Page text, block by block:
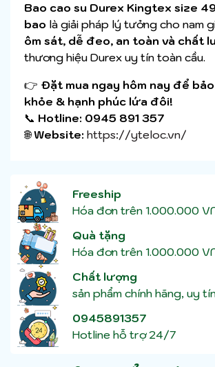
Bao cao su Durex Kingtex size
bao là giải pháp lý tưởng cho nam
ôm sát, dễ đeo, an toàn và chất
thương hiệu Durex uy tín toàn cầu.
👉 Đặt mua ngay hôm nay để
khỏe & hạnh phúc lứa đôi!
📞 Hotline: 0945 891 357
🌐Website: https://yteloc.vn/
Freeship
Hóa đơn trên 1.000.000
Quà tặng
Hóa đơn trên 1.000.000
Chất lượng
sản phẩm chính hãng, uy
0945891357
Hotline hỗ trợ 24/7